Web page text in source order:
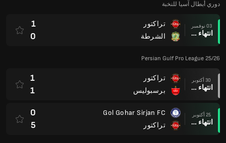
دوري أبطال آسيا للنخبة
03 نوفمبر
انتهاء وقت المباراة
تراكتور
الشرطة
1
0
Persian Gulf Pro League 25/26
30 أكتوبر
انتهاء وقت المباراة
تراكتور
برسبوليس
1
1
25 أكتوبر
انتهاء وقت المباراة
Gol Gohar Sirjan FC
تراكتور
0
5